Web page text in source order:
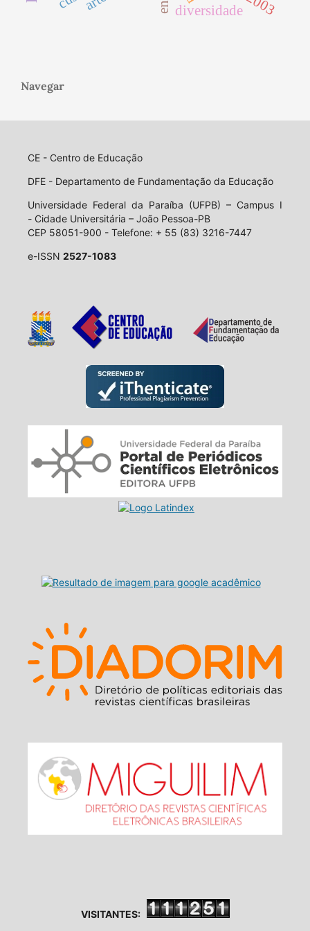
diversidade
Navegar
CE - Centro de Educação
DFE - Departamento de Fundamentação da Educação
Universidade Federal da Paraíba (UFPB) – Campus I
- Cidade Universitária – João Pessoa-PB
CEP 58051-900 - Telefone: + 55 (83) 3216-7447
e-ISSN 2527-1083
VISITANTES: